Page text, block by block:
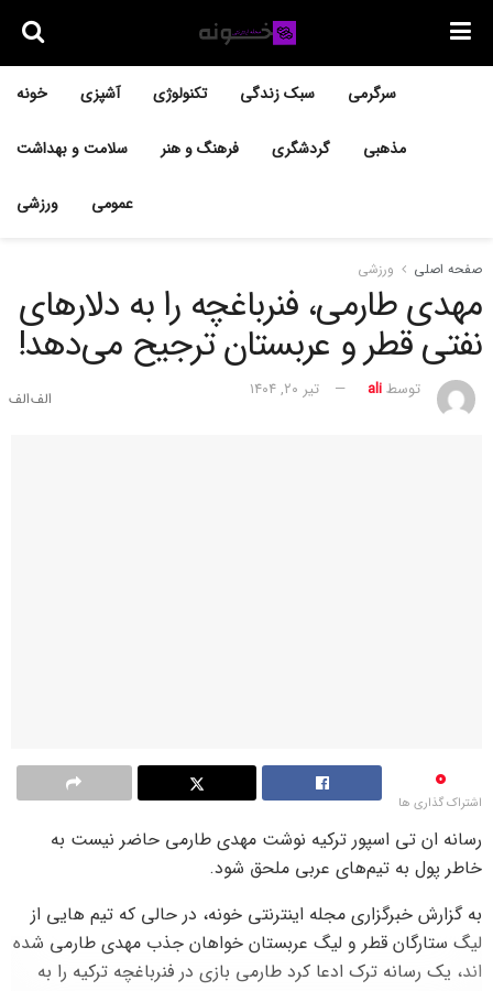
خونه آشپزی تکنولوژی سبک زندگی سرگرمی
سلامت و بهداشت فرهنگ و هنر گردشگری مذهبی
ورزشی عمومی
صفحه اصلی ورزشی
مهدی طارمی، فنرباغچه را به دلارهای
نفتی قطر و عربستان ترجیح می‌دهد!
توسطali تیر ۲۰, ۱۴۰۴
0
اشتراک گذاری ها
رسانه ان تی اسپور ترکیه نوشت مهدی طارمی حاضر نیست به
خاطر پول به تیم‌های عربی ملحق شود.
به گزارش خبرگزاری مجله اینترنتی خونه، در حالی که تیم هایی از
لیگ ستارگان قطر و لیگ عربستان خواهان جذب مهدی طارمی شده
اند، یک رسانه ترک ادعا کرد طارمی بازی در فنرباغچه ترکیه را به